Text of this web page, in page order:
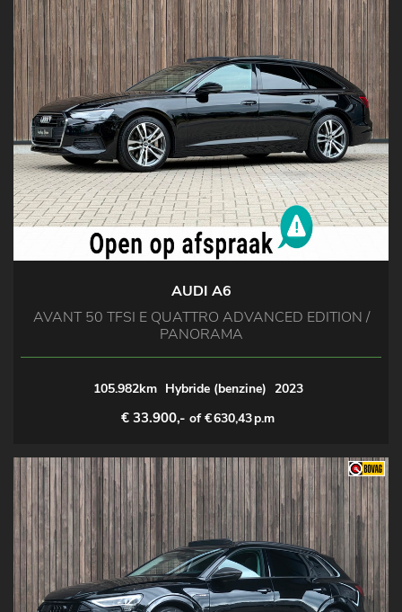
AUDI A6
AVANT 50 TFSI E QUATTRO ADVANCED EDITION /
PANORAMA
105.982km Hybride (benzine) 2023
€ 33.900,- of €630,43p.m